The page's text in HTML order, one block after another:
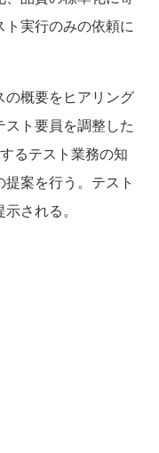
実行のみの依頼に
概要をヒアリング
ト要員を調整した
るテスト業務の知
案を行う。テスト
される。